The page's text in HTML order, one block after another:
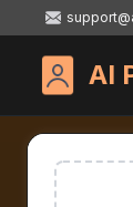
AI